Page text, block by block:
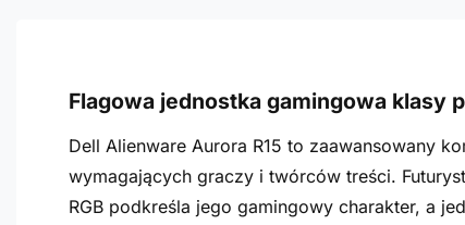
Flagowa jednostka gamingowa klasy
Dell Alienware Aurora R15 to zaawansowany
wymagających graczy i twórców treści.
RGB podkreśla jego gamingowy charakter, a